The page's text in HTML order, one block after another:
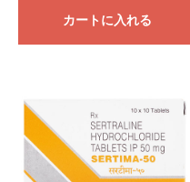
カートに入れる